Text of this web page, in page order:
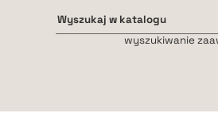
wyszukiwanie